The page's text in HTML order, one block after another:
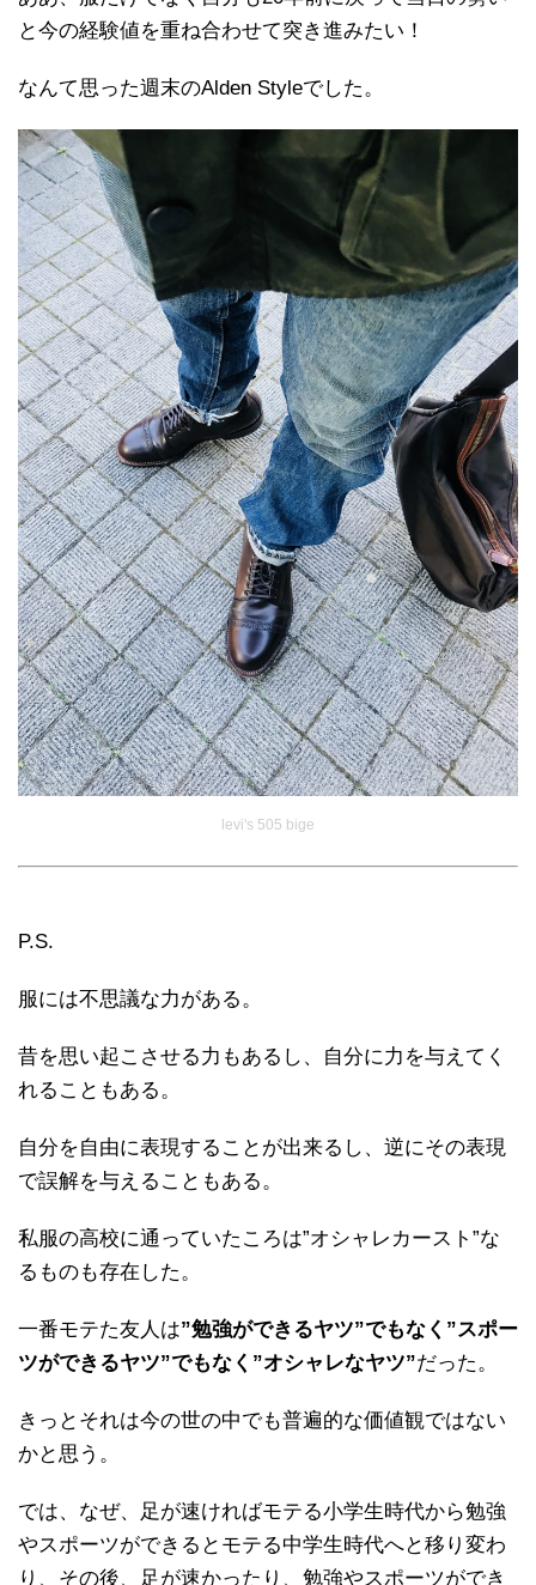
と今の経験値を重ね合わせて突き進みたい！
なんて思った週末のAlden Styleでした。
levi's 505 bige
P.S.
服には不思議な力がある。
昔を思い起こさせる力もあるし、自分に力を与えてく
れることもある。
自分を自由に表現することが出来るし、逆にその表現
で誤解を与えることもある。
私服の高校に通っていたころは”オシャレカースト”な
るものも存在した。
一番モテた友人は”勉強ができるヤツ”でもなく”スポー
ツができるヤツ”でもなく”オシャレなヤツ”だった。
きっとそれは今の世の中でも普遍的な価値観ではない
かと思う。
では、なぜ、足が速ければモテる小学生時代から勉強
やスポーツができるとモテる中学生時代へと移り変わ
り、その後、足が速かったり、勉強やスポーツができ